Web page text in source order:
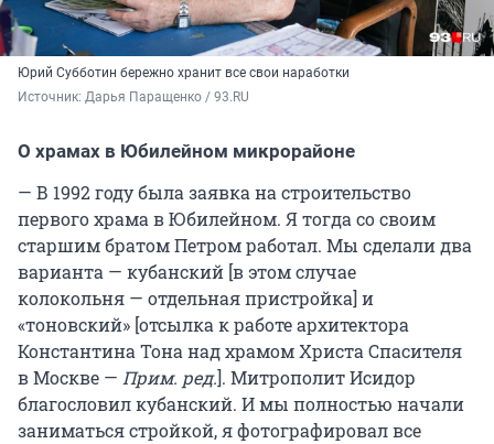
Юрий Субботин бережно хранит все свои наработки
Источник: Дарья Паращенко / 93.RU
О храмах в Юбилейном микрорайоне
— В 1992 году была заявка на строительство
первого храма в Юбилейном. Я тогда со своим
старшим братом Петром работал. Мы сделали два
варианта — кубанский [в этом случае
колокольня — отдельная пристройка] и
«тоновский» [отсылка к работе архитектора
Константина Тона над храмом Христа Спасителя
в Москве — Прим. ред.]. Митрополит Исидор
благословил кубанский. И мы полностью начали
заниматься стройкой, я фотографировал все